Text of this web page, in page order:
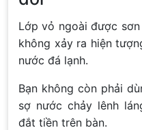
Lớp vỏ ngoài được
không xảy ra hiện
nước đá lạnh.
Bạn không còn phải
sợ nước chảy lênh
đắt tiền trên bàn.